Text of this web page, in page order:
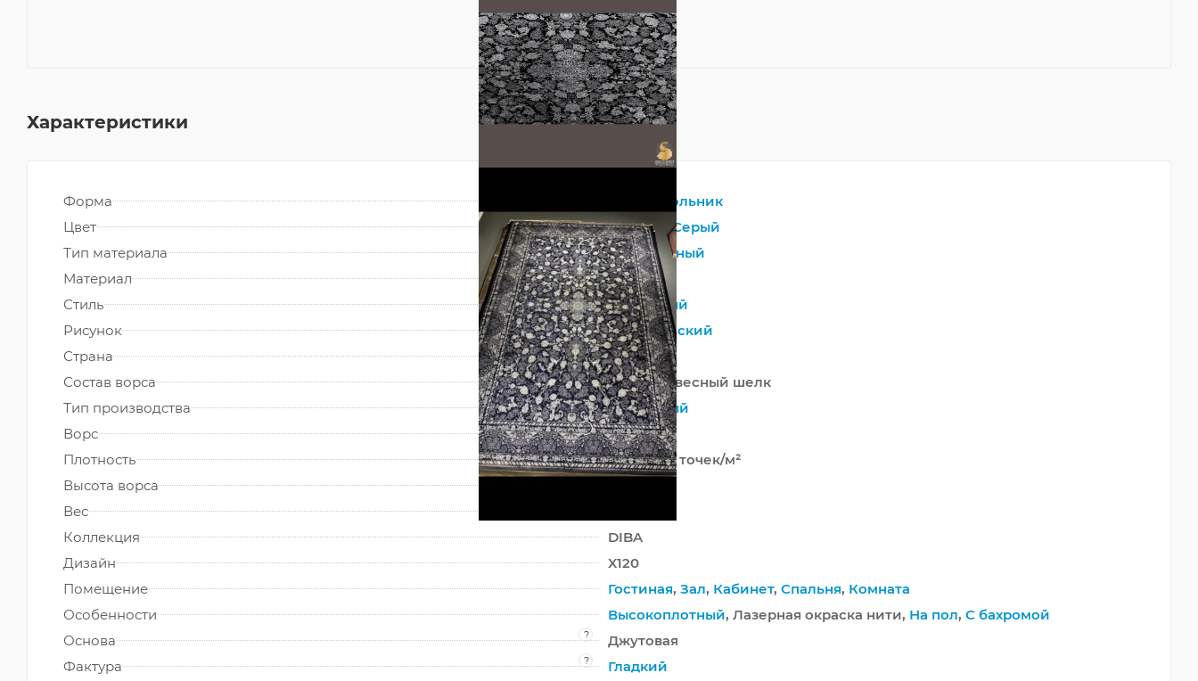
Характеристики
Форма
Прямоугольник
Цвет
Черный ,Серый
Тип материала
?
Натуральный
Материал
Вискоза
Стиль
Восточный
Рисунок
Классический
Страна
Иран
Состав ворса
100% Древесный шелк
Тип производства
Машинный
Ворс
?
Средний
Плотность
3 500 000 точек/м²
Высота ворса
Вес
Коллекция
DIBA
Дизайн
X120
Помещение
Гостиная, Зал, Кабинет, Спальня, Комната
Особенности
Высокоплотный, Лазерная окраска нити, На пол, С бахромой
Основа
?
Джутовая
Фактура
?
Гладкий